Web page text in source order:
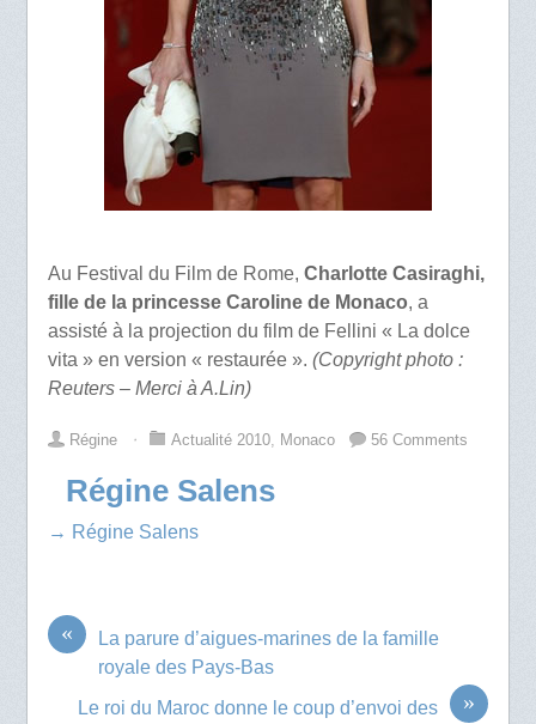
Au Festival du Film de Rome, Charlotte Casiraghi,
fille de la princesse Caroline de Monaco, a
assisté à la projection du film de Fellini « La dolce
vita » en version « restaurée ». (Copyright photo :
Reuters – Merci à A.Lin)
Régine ⋅ Actualité 2010, Monaco 56 Comments
Régine Salens
→ Régine Salens
«
La parure d’aigues-marines de la famille
royale des Pays-Bas
»
Le roi du Maroc donne le coup d’envoi des